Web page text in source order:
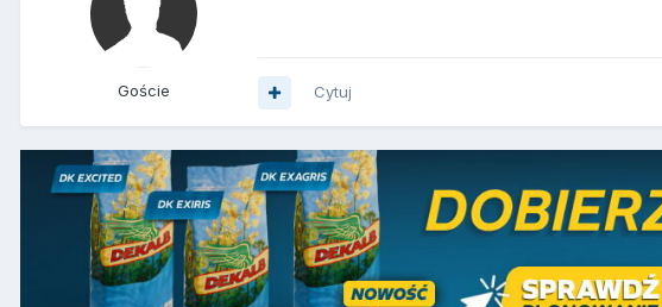
Goście Cytuj